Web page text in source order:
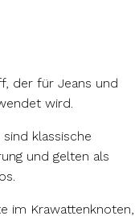
der für Jeans und
wird.
klassische
und gelten als
im Krawattenknoten,